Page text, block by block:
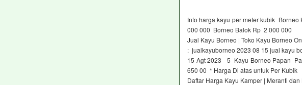
Info harga kayu per meter kubik
000 000 Borneo Balok Rp 2 000 000
Jual Kayu Borneo | Toko Kayu Borneo
: jualkayuborneo 2023 08 15 jual kayu
15 Agt 2023 5 Kayu Borneo Papan
650 00 * Harga Di atas untuk Per Kubik
Daftar Harga Kayu Kamper | Meranti